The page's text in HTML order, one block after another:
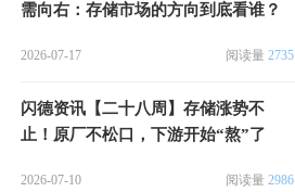
需向右：存储市场的方向到底看谁？
2026-07-17 阅读量 2735
闪德资讯【二十八周】存储涨势不
止！原厂不松口，下游开始“熬”了
2026-07-10 阅读量 2986